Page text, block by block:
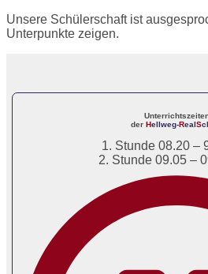
Unsere Schülerschaft ist
Unterpunkte zeigen.
der Hellweg-RealS
1. Stunde 08.20 –
2. Stunde 09.05 –